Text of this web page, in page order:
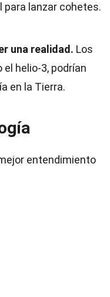
para lanzar cohetes.
una realidad. Los
helio-3, podrían
en la Tierra.
entendimiento